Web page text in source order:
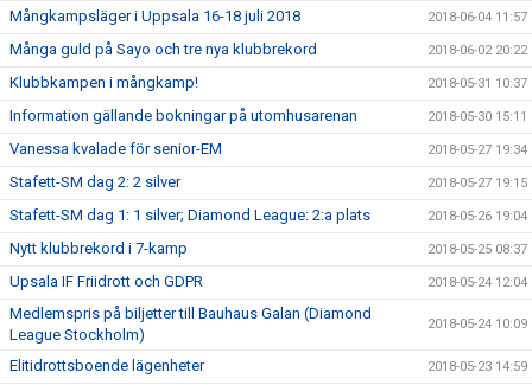
Mångkampsläger i Uppsala 16-18 juli 2018 2018-06-04 11:57
Många guld på Sayo och tre nya klubbrekord 2018-06-02 20:22
Klubbkampen i mångkamp! 2018-05-31 10:37
Information gällande bokningar på utomhusarenan 2018-05-30 15:11
Vanessa kvalade för senior-EM 2018-05-27 19:34
Stafett-SM dag 2: 2 silver 2018-05-27 19:15
Stafett-SM dag 1: 1 silver; Diamond League: 2:a plats 2018-05-26 19:04
Nytt klubbrekord i 7-kamp 2018-05-25 08:37
Upsala IF Friidrott och GDPR 2018-05-24 12:04
Medlemspris på biljetter till Bauhaus Galan (Diamond
League Stockholm)
2018-05-24 10:09
Elitidrottsboende lägenheter 2018-05-23 14:59